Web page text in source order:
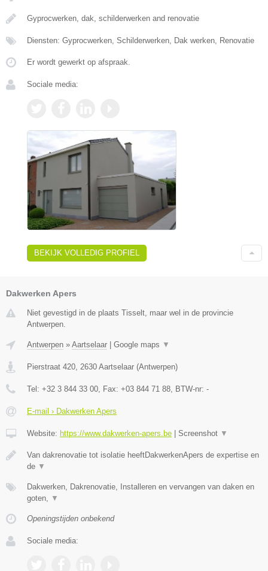
Gyprocwerken, dak, schilderwerken and renovatie
Diensten: Gyprocwerken, Schilderwerken, Dak werken, Renovatie
Er wordt gewerkt op afspraak.
Sociale media:
BEKIJK VOLLEDIG PROFIEL
Dakwerken Apers
Niet gevestigd in de plaats Tisselt, maar wel in de provincie
Antwerpen.
Antwerpen » Aartselaar | Google maps ▼
Pierstraat 420 2630 Aartselaar (Antwerpen)
Tel: +32 3 844 33 00 , Fax: +03 844 71 88 , BTW-nr: -
E-mail › Dakwerken Apers
Website: https://www.dakwerken-apers.be | Screenshot ▼
Van dakrenovatie tot isolatie heeftDakwerkenApers de expertise en
de ▼
Dakwerken, Dakrenovatie, Installeren en vervangen van daken en
goten,
▼
Openingstijden onbekend
Sociale media: